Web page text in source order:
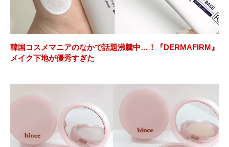
韓国コスメマニアのなかで話題沸騰中…！『DERMAFIRM』
メイク下地が優秀すぎた